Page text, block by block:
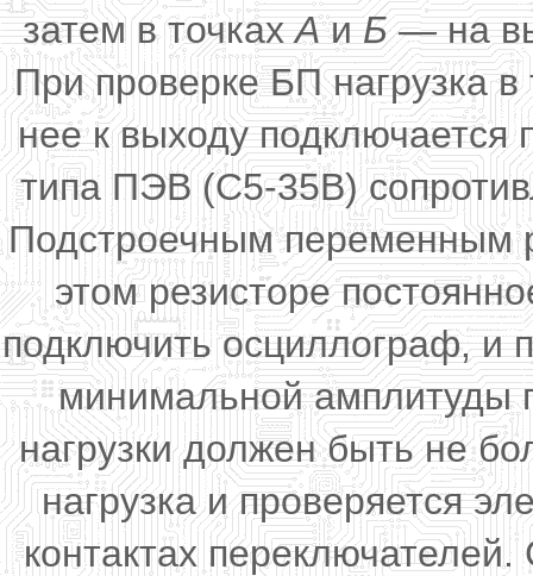
затем в точкахАиБ —на
При проверке БП нагрузка
нее к выходу подключается
типа ПЭВ (С5-35В)
Подстроечным переменным
этом резисторе
подключить осциллограф, и
минимальной амплитуды
нагрузки должен быть не
нагрузка и проверяется
контактах